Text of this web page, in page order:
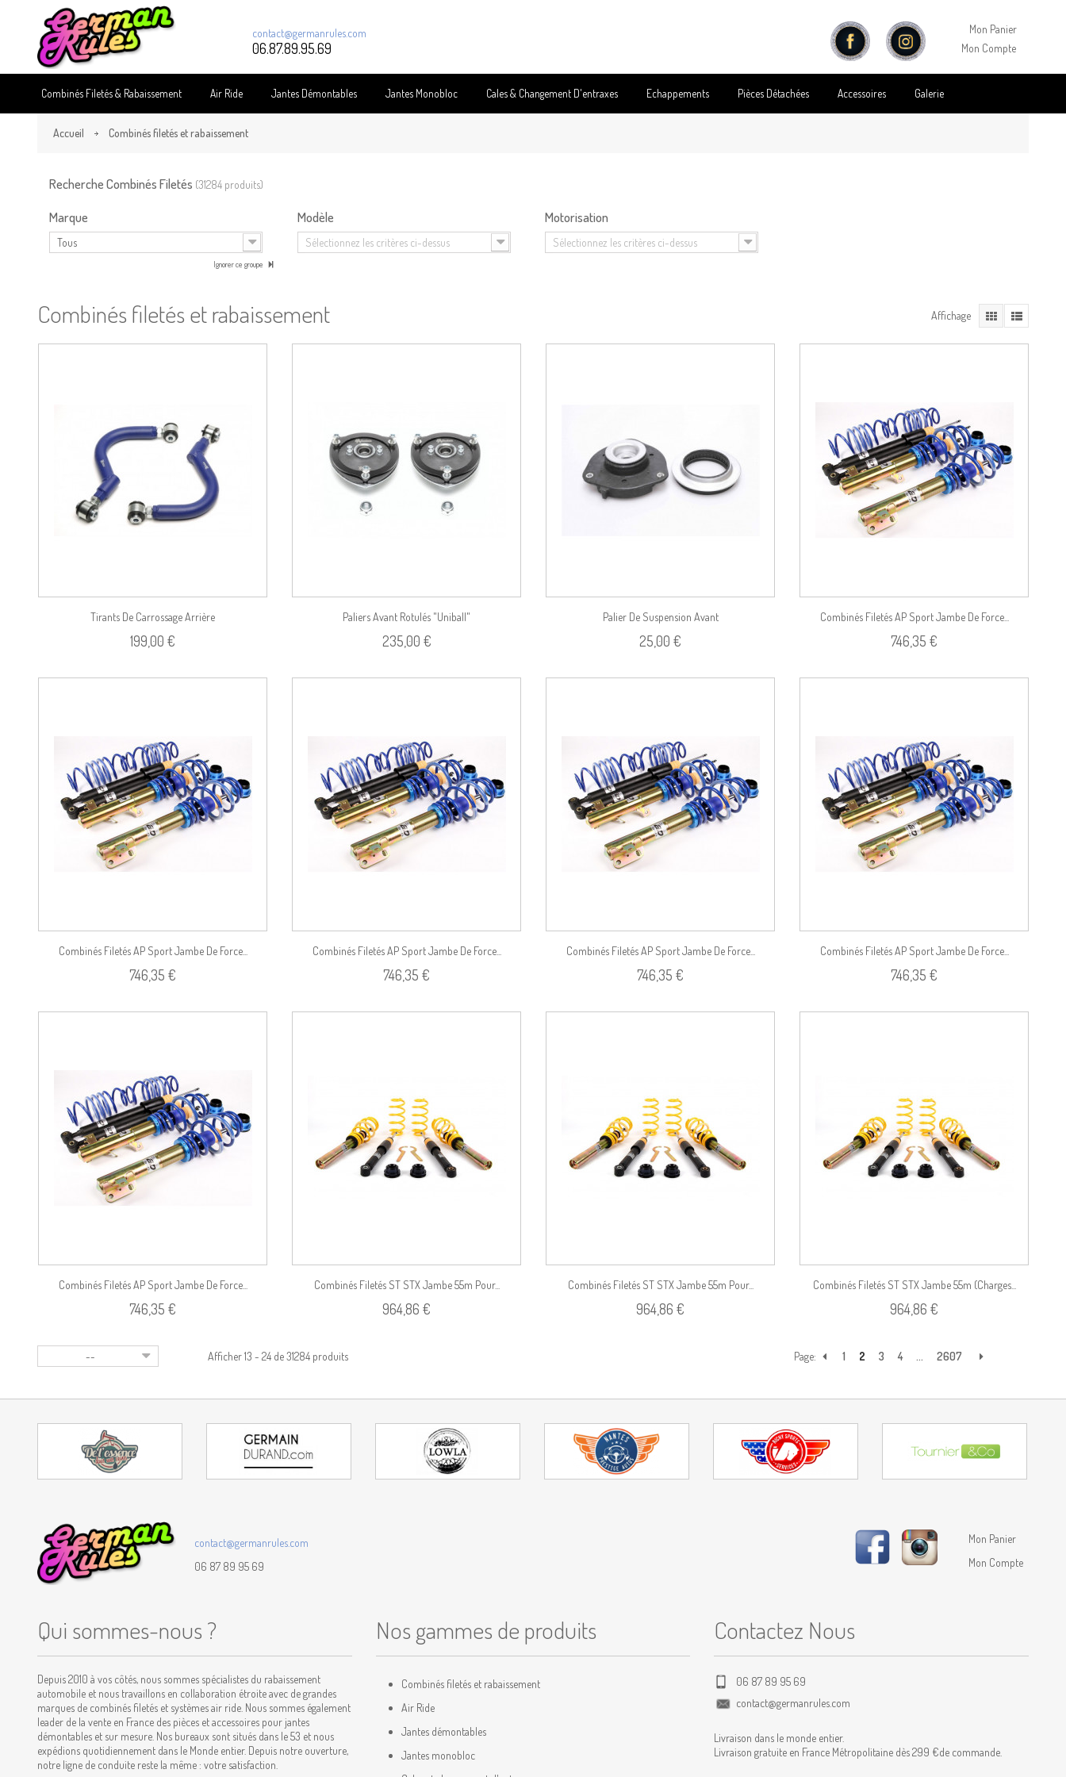
contact@germanrules.com
06.87.89.95.69
Mon Panier
Mon Compte
Combinés Filetés & Rabaissement Air Ride Jantes Démontables Jantes Monobloc Cales & Changement D'entraxes Echappements Pièces Détachées Accessoires Galerie
Accueil Combinés filetés et rabaissement
Recherche Combinés Filetés (31284 produits)
Marque
Tous
Ignorer ce groupe
Modèle
Sélectionnez les critères ci-dessus
Motorisation
Sélectionnez les critères ci-dessus
Combinés filetés et rabaissement Affichage
Tirants De Carrossage Arrière
199,00 €
Paliers Avant Rotulés "uniball"
235,00 €
Voir le produit
Palier De Suspension Avant
25,00 €
Voir le produit
Combinés Filetés AP Sport Jambe De Force...
746,35 €
Voir le produit
Combinés Filetés AP Sport Jambe De Force...
746,35 €
Combinés Filetés AP Sport Jambe De Force...
746,35 €
Voir le produit
Combinés Filetés AP Sport Jambe De Force...
746,35 €
Voir le produit
Combinés Filetés AP Sport Jambe De Force...
746,35 €
Voir le produit
Combinés Filetés AP Sport Jambe De Force...
746,35 €
Combinés Filetés ST STX Jambe 55m Pour...
964,86 €
Voir le produit
Combinés Filetés ST STX Jambe 55m Pour...
964,86 €
Combinés Filetés ST STX Jambe 55m (Charges...
964,86 €
-- Page: 1 2 3 4 ... 2607
Afficher 13 - 24 de 31284 produits
contact@germanrules.com
06 87 89 95 69
Mon Panier
Mon Compte
Qui sommes-nous ?
Depuis 2010 à vos côtés, nous sommes spécialistes du rabaissement
automobile et nous travaillons en collaboration étroite avec de grandes
marques de combinés filetés et systèmes air ride. Nous sommes également
leader de la vente en France des pièces et accessoires pour jantes
démontables et sur mesure. Nos bureaux sont situés dans le 53 et nous
expédions quotidiennement dans le Monde entier. Depuis notre ouverture,
notre ligne de conduite reste la même : votre satisfaction.
Nos gammes de produits
Combinés filetés et rabaissement
Air Ride
Jantes démontables
Jantes monobloc
Contactez Nous
06 87 89 95 69
contact@germanrules.com
Livraison dans le monde entier.
Livraison gratuite en France Métropolitaine dès 299 €de commande.